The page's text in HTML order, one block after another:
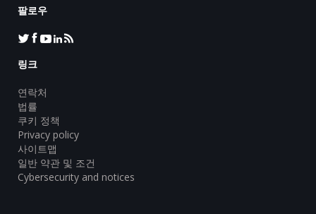
팔로우
링크
연락처
법률
쿠키 정책
Privacy policy
사이트맵
일반 약관 및 조건
Cybersecurity and notices